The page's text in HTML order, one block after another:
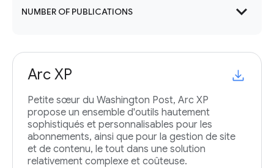
NUMBER OF PUBLICATIONS expand_more
Arc XP
Petite sœur du Washington Post, Arc XP
propose un ensemble d'outils hautement
sophistiqués et personnalisables pour les
abonnements, ainsi que pour la gestion de site
et de contenu, le tout dans une solution
relativement complexe et coûteuse.